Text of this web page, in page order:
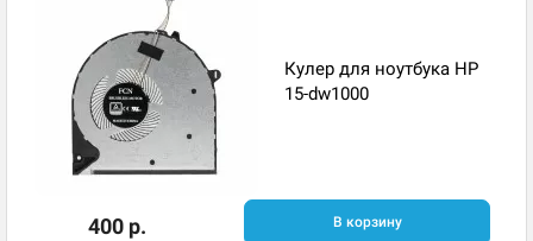
Кулер для ноутбука HP
15-dw1000
400 р. В корзину